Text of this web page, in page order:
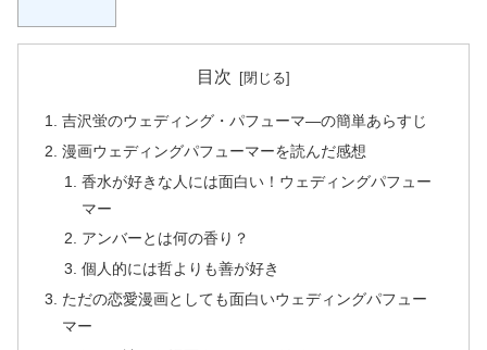
目次
吉沢蛍のウェディング・パフューマ―の簡単あらすじ
漫画ウェディングパフューマーを読んだ感想
香水が好きな人には面白い！ウェディングパフュー
マー
アンバーとは何の香り？
個人的には哲よりも善が好き
ただの恋愛漫画としても面白いウェディングパフュー
マー